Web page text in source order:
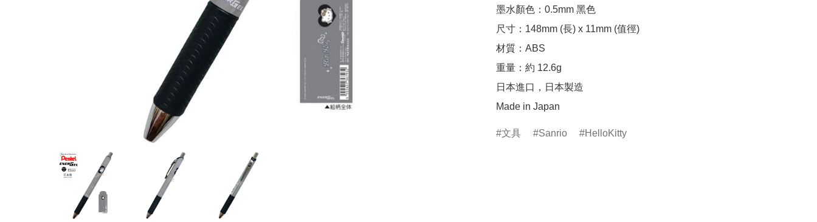
墨水顏色：0.5mm 黑色
尺寸：148mm (長) x 11mm (值徑)
材質：ABS
重量：約 12.6g
日本進口，日本製造
Made in Japan
文具 Sanrio HelloKitty